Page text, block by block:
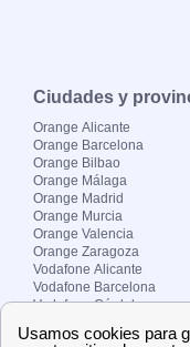
Ciudades y
Orange Alicante
Orange Barcelona
Orange Bilbao
Orange Málaga
Orange Madrid
Orange Murcia
Orange Valencia
Orange Zaragoza
Vodafone Alicante
Vodafone Barcelona
Vodafone Córdoba
Vodafone Madrid